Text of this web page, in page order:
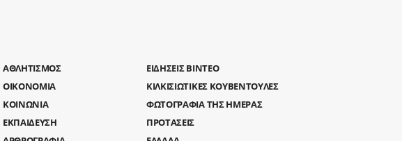
ΑΘΛΗΤΙΣΜΟΣ
ΟΙΚΟΝΟΜΙΑ
ΚΟΙΝΩΝΙΑ
ΕΚΠΑΙΔΕΥΣΗ
ΕΙΔΗΣΕΙΣ ΒΙΝΤΕΟ
ΚΙΛΚΙΣΙΩΤΙΚΕΣ ΚΟΥΒΕΝΤΟΥΛΕΣ
ΦΩΤΟΓΡΑΦΙΑ ΤΗΣ ΗΜΕΡΑΣ
ΠΡΟΤΑΣΕΙΣ